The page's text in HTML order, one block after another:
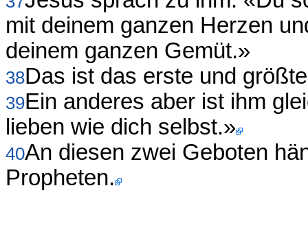
mit deinem ganzen Herzen
deinem ganzen Gemüt.»
38Das ist das erste und
39Ein anderes aber ist ihm
lieben wie dich selbst.»
40An diesen zwei Geboten
Propheten.